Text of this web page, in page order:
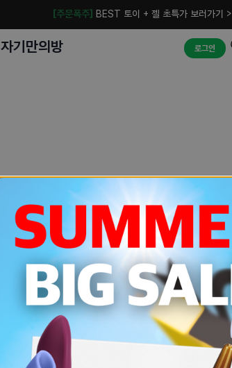
[주문폭주] BEST 토이 + 젤 초특가 보러가기 >
자기만의방 로그인
예상치 못한 에러입니다.